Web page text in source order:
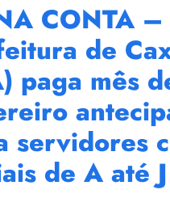
CONTA –
de
paga mês
servidores
de A até J